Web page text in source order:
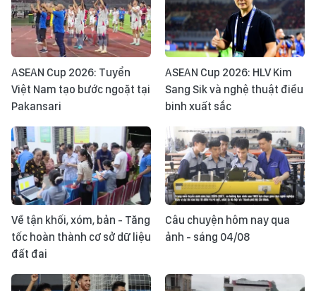
ASEAN Cup 2026: Tuyển
Việt Nam tạo bước ngoặt tại
Pakansari
ASEAN Cup 2026: HLV Kim
Sang Sik và nghệ thuật điều
binh xuất sắc
Về tận khối, xóm, bản - Tăng
tốc hoàn thành cơ sở dữ liệu
đất đai
Câu chuyện hôm nay qua
ảnh - sáng 04/08